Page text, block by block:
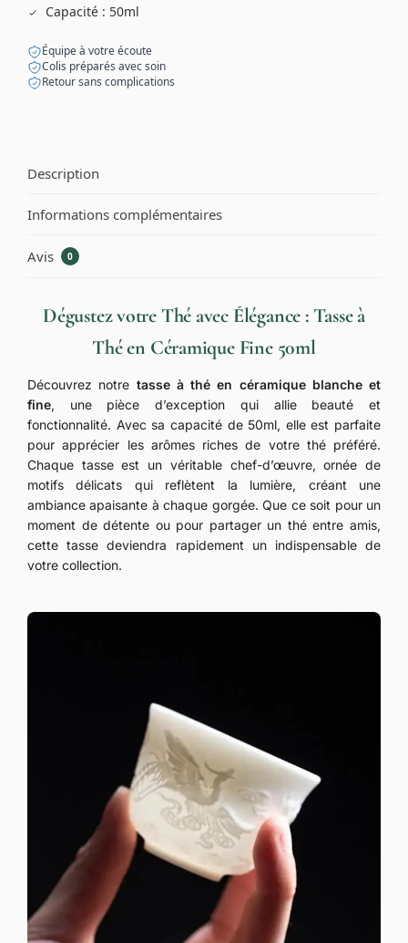
Capacité : 50ml
Équipe à votre écoute
Colis préparés avec soin
Retour sans complications
Description
Informations complémentaires
Avis 0
Dégustez votre Thé avec Élégance : Tasse à
Thé en Céramique Fine 50ml
Découvrez notre tasse à thé en céramique blanche et
fine, une pièce d’exception qui allie beauté et
fonctionnalité. Avec sa capacité de 50ml, elle est parfaite
pour apprécier les arômes riches de votre thé préféré.
Chaque tasse est un véritable chef-d’œuvre, ornée de
motifs délicats qui reflètent la lumière, créant une
ambiance apaisante à chaque gorgée. Que ce soit pour un
moment de détente ou pour partager un thé entre amis,
cette tasse deviendra rapidement un indispensable de
votre collection.